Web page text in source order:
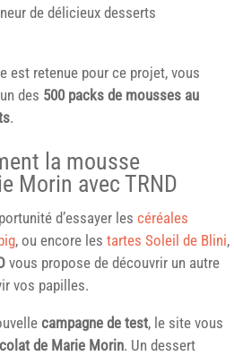
de délicieux desserts
est retenue pour ce projet, vous
des 500 packs de mousses au
.
la mousse
Morin avec TRND
d’essayer les céréales
, ou encore les tartes Soleil de Blini,
vous propose de découvrir un autre
vos papilles.
campagne de test, le site vous
de Marie Morin. Un dessert